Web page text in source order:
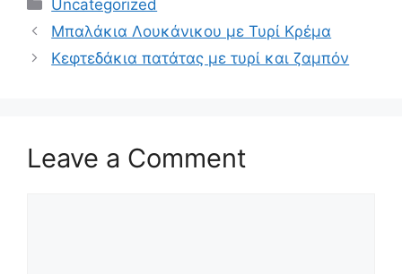
Uncategorized
Μπαλάκια Λουκάνικου με Τυρί Κρέμα
Κεφτεδάκια πατάτας με τυρί και ζαμπόν
Leave a Comment